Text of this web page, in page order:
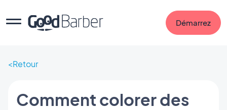
Démarrez
Retour
Comment colorer des